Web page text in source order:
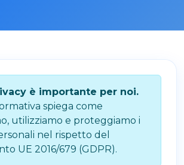
è importante per noi.
spiega come
utilizziamo e proteggiamo i
nel rispetto del
UE 2016/679 (GDPR).